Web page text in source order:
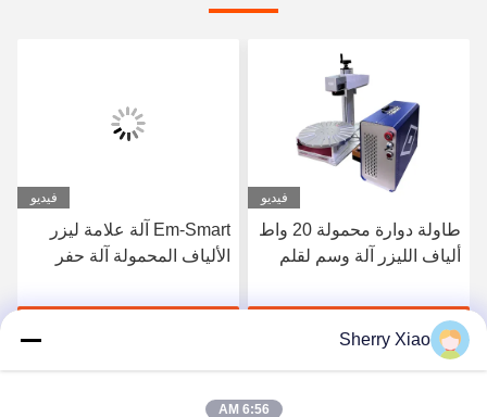
فيديو
Em-Smart آلة علامة ليزر
الألياف المحمولة آلة حفر
الهوائي الصغير
احصل على أفضل سعر
فيديو
أوتو 20w 30w 50w ميني كل
شيء في واحد Mopa ليزر
Sherry Xiao
6:56 AM